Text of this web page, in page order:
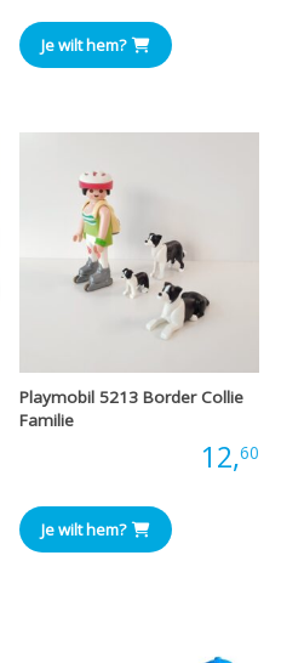
Je wilt hem?
Playmobil 5213 Border Collie
Familie
12,60
Je wilt hem?